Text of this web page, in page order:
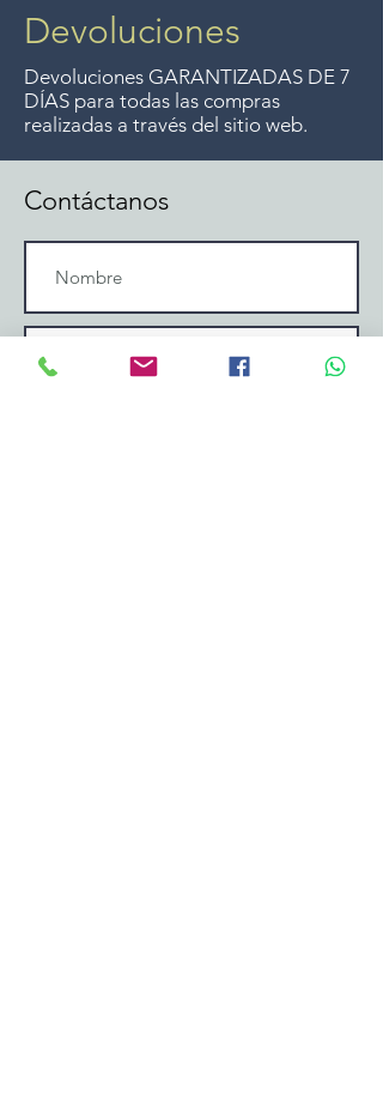
Devoluciones
Devoluciones GARANTIZADAS DE 7
DÍAS para todas las compras
realizadas a través del sitio web.
Contáctanos